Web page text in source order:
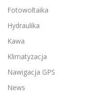
Fotowoltaika
Hydraulika
Kawa
Klimatyzacja
Nawigacja GPS
News